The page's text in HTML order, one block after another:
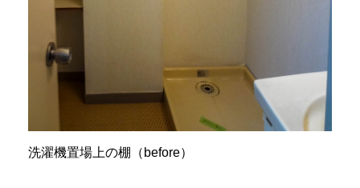
洗濯機置場上の棚（before）